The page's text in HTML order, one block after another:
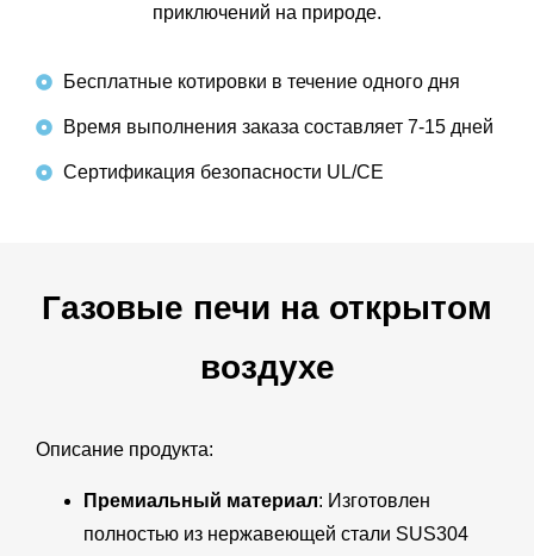
приключений на природе.
Бесплатные котировки в течение одного дня
Время выполнения заказа составляет 7-15 дней
Сертификация безопасности UL/CE
Газовые печи на открытом
воздухе
Описание продукта:
Премиальный материал: Изготовлен
полностью из нержавеющей стали SUS304